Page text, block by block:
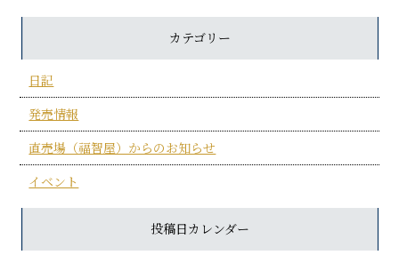
カテゴリー
日記
発売情報
直売場（福智屋）からのお知らせ
イベント
投稿日カレンダー